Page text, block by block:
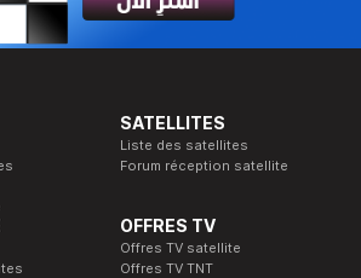
SATELLITES
Liste des satellites
Forum réception satellite
OFFRES TV
Offres TV satellite
Offres TV TNT